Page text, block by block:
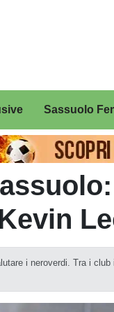
Sassuolo
i neroverdi. Tra i club